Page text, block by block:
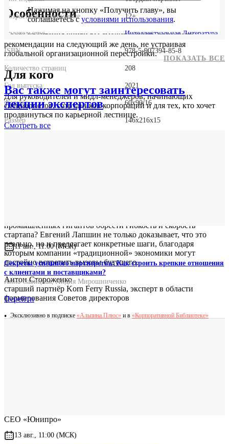
Особенности
После прочтения книги вы сможете начать применять
рекомендации на следующий же день, не устраивая
глобальной организационной перестройки.
Для кого
Для руководителей и мидл-менеджеров, начинающих
специалистов, сотрудников корпораций и для тех, кто хочет
продвинуться по карьерной лестнице.
Возрастное ограничение 12+
Издательство Интеллектуальная Литература
ISBN 978-5-907394-85-8
Количество страниц 208
Год выпуска 2021
Формат 60x90/16
Размер 146x216x15
промышленных гигантов обрести гибкость и скорость
стартапа? Евгений Лапшин не только доказывает, что это
реально, но и предлагает конкретные шаги, благодаря
которым компании «традиционной» экономики могут
достойно встретить вызовы будущего.
Антон Стороженко
старший партнёр Korn Ferry Russia, эксперт в области
формирования Советов директоров
СЕО «Юнипро»
Нажимая на кнопку «Получить главу», вы
соглашаетесь сусловиями использования.
ПОКАЗАТЬ ВСЕ
Вас также могут заинтересовать
лекции экспертов
Смотреть все
11 авг., 11:00 (МСК)
Секреты успешного партнерства: Как строить крепкие отношения
с клиентами и поставщиками?
Анна Савицкая,Лидия Мирошниченко
Перейти
Эксклюзивно в подписке «Альпина.Плюс» и в «Корпоративной Библиотеке»
13 авг., 11:00 (МСК)